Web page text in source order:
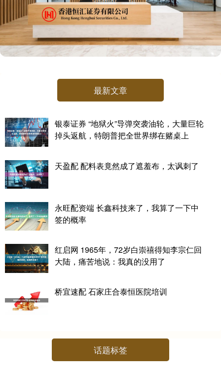
最新文章
银泰证券 “地狱火”导弹突袭油轮，大量巨轮
掉头返航，特朗普把全世界绑在赌桌上
天盈配 配料表竟然成了遮羞布，太讽刺了
永旺配资端 长鑫科技来了，我算了一下中
签的概率
红启网 1965年，72岁白崇禧得知李宗仁回
大陆，痛苦地说：我真的没用了
桥宜速配 石家庄合泰恒医院培训
话题标签